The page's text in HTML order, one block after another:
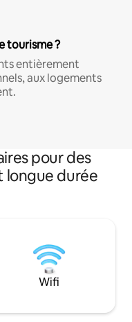
tourisme ?
entièrement
aux logements
pour des
longue durée
Wifi